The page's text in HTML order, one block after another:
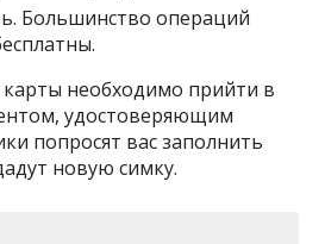
Большинство операций
необходимо прийти в
удостоверяющим
попросят вас заполнить
новую симку.